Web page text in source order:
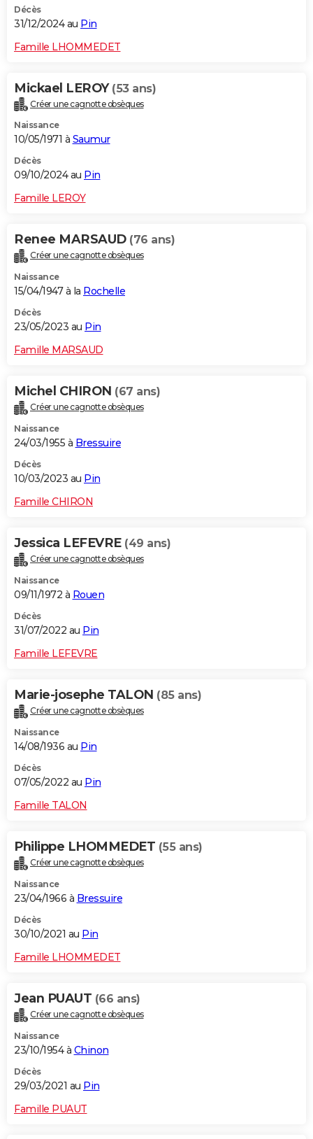
Décès
31/12/2024 au Pin
Famille LHOMMEDET
Mickael LEROY (53 ans)
Créer une cagnotte obsèques
Naissance
10/05/1971 à Saumur
Décès
09/10/2024 au Pin
Famille LEROY
Renee MARSAUD (76 ans)
Créer une cagnotte obsèques
Naissance
15/04/1947 à la Rochelle
Décès
23/05/2023 au Pin
Famille MARSAUD
Michel CHIRON (67 ans)
Créer une cagnotte obsèques
Naissance
24/03/1955 à Bressuire
Décès
10/03/2023 au Pin
Famille CHIRON
Jessica LEFEVRE (49 ans)
Créer une cagnotte obsèques
Naissance
09/11/1972 à Rouen
Décès
31/07/2022 au Pin
Famille LEFEVRE
Marie-josephe TALON (85 ans)
Créer une cagnotte obsèques
Naissance
14/08/1936 au Pin
Décès
07/05/2022 au Pin
Famille TALON
Philippe LHOMMEDET (55 ans)
Créer une cagnotte obsèques
Naissance
23/04/1966 à Bressuire
Décès
30/10/2021 au Pin
Famille LHOMMEDET
Jean PUAUT (66 ans)
Créer une cagnotte obsèques
Naissance
23/10/1954 à Chinon
Décès
29/03/2021 au Pin
Famille PUAUT